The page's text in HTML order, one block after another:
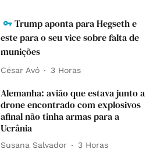
Trump aponta para Hegseth e
este para o seu vice sobre falta de
munições
César Avó 3 Horas
Alemanha: avião que estava junto a
drone encontrado com explosivos
afinal não tinha armas para a
Ucrânia
Susana Salvador 3 Horas